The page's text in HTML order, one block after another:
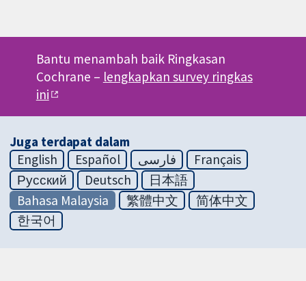
Bantu menambah baik Ringkasan
Cochrane – lengkapkan survey ringkas
ini
Juga terdapat dalam
English
Español فارسی
Français
Русский
Deutsch
日本語
Bahasa Malaysia
繁體中文
简体中文
한국어